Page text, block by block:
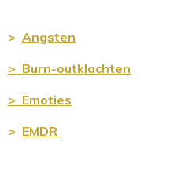
> Angsten
> Burn-outklachten
> Emoties
> EMDR